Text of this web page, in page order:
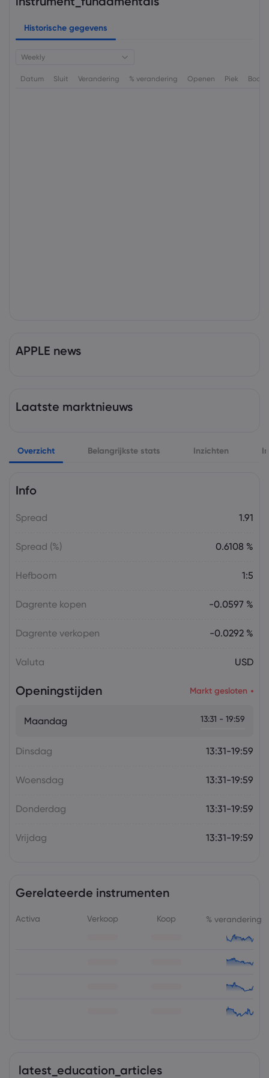
Historische gegevens
Weekly
Datum Sluit Verandering % verandering Openen Piek
APPLE news
Laatste marktnieuws
Overzicht Belangrijkste stats Inzichten
Info
Spread 1.91
Spread (%) 0.6108 %
Hefboom 1:5
Dagrente kopen -0.0597 %
Dagrente verkopen -0.0292 %
Valuta USD
Openingstijden Markt gesloten
Maandag 13:31 - 19:59
Dinsdag 13:31-19:59
Woensdag 13:31-19:59
Donderdag 13:31-19:59
Vrijdag 13:31-19:59
Gerelateerde instrumenten
Activa Verkoop Koop % verandering
latest_education_articles